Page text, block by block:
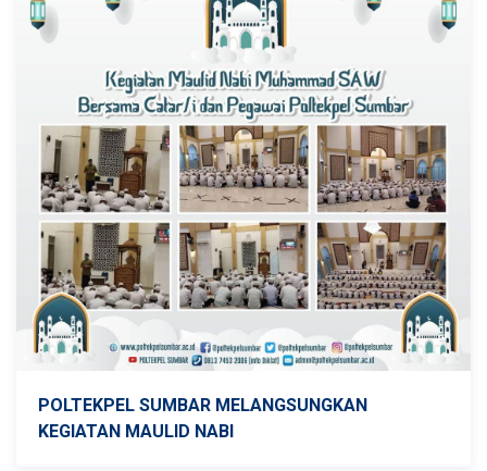
POLTEKPEL SUMBAR MELANGSUNGKAN
KEGIATAN MAULID NABI